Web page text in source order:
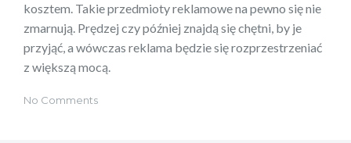
kosztem. Takie przedmioty reklamowe na pewno się nie
zmarnują. Prędzej czy później znajdą się chętni, by je
przyjąć, a wówczas reklama będzie się rozprzestrzeniać
z większą mocą.
No Comments